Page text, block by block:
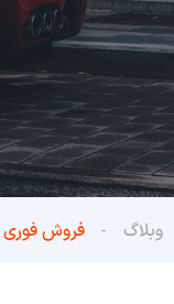
وبلاگ فروش فوری ۴۰۵ مدل ۸۶